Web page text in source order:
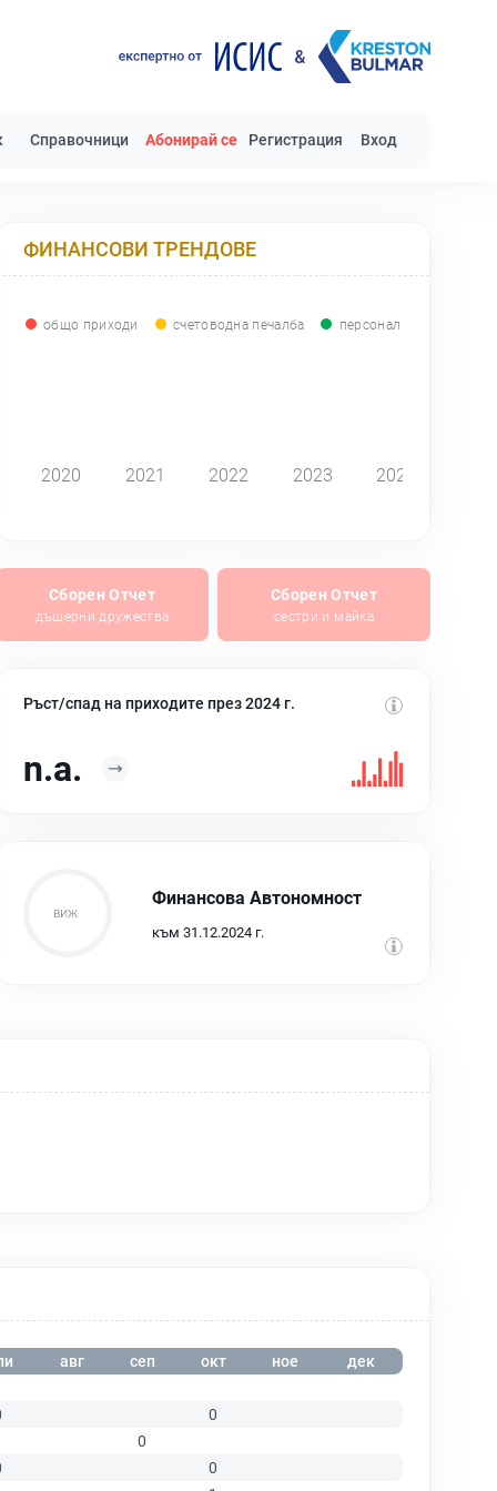
Справочници Абонирай се Регистрация Вход
ФИНАНСОВИ ТРЕНДОВЕ
общо приходи счетоводна печалба персонал
2020 2021 2022 2023 2024
Сборен Отчет
дъщерни дружества
Сборен Отчет
сестри и майка
Ръст/спад на приходите през 2024 г.
n.a.
Финансова Автономност
към 31.12.2024 г.
авг сеп окт ное дек
0
0
0